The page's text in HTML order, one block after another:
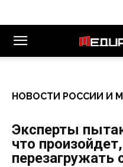
НОВОСТИ РОССИИ И
Эксперты
что
перезагружать